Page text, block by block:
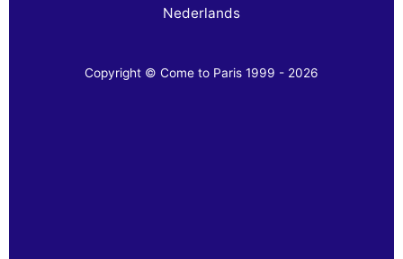
Nederlands
Copyright © Come to Paris 1999 - 2026